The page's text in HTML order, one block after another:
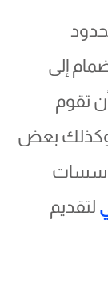
إلى
تقوم
وكذلك بعض
لتقديم